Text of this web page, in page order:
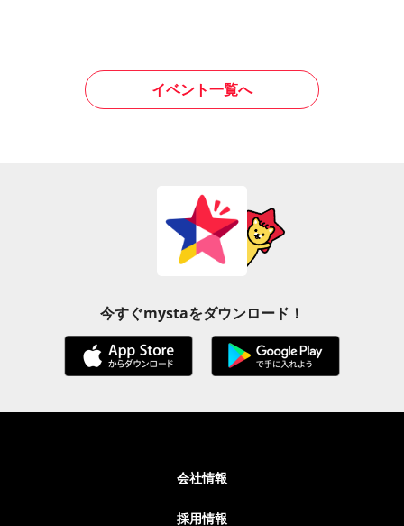
イベント一覧へ
今すぐmystaをダウンロード！
会社情報
採用情報